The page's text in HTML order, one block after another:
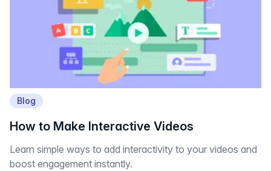
Blog
How to Make Interactive Videos
Learn simple ways to add interactivity to your videos and
boost engagement instantly.